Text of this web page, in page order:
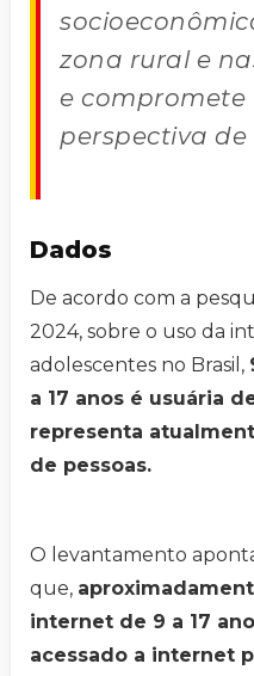
zona rural e
e compromete
perspectiva de
Dados
De acordo com a
2024, sobre o uso da
adolescentes no Brasil,
a 17 anos é usuária
representa
de pessoas.
O levantamento
que,
internet de 9 a 17
acessado a internet